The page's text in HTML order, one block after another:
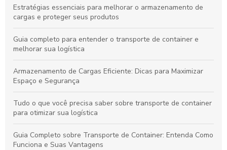
Estratégias essenciais para melhorar o armazenamento de
cargas e proteger seus produtos
Guia completo para entender o transporte de container e
melhorar sua logística
Armazenamento de Cargas Eficiente: Dicas para Maximizar
Espaço e Segurança
Tudo o que você precisa saber sobre transporte de container
para otimizar sua logística
Guia Completo sobre Transporte de Container: Entenda Como
Funciona e Suas Vantagens